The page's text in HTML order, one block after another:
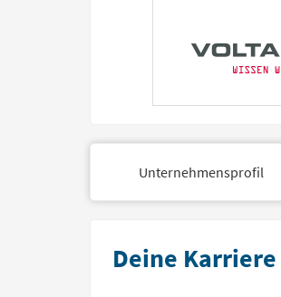
Unternehmensprofil
Deine Karriere